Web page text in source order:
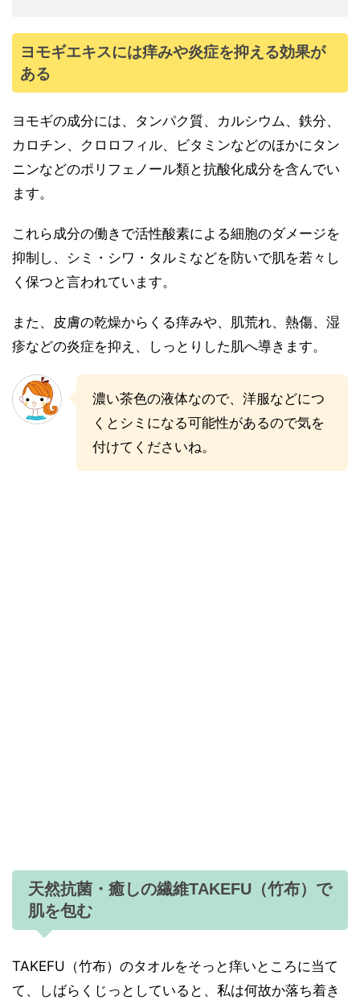
ヨモギエキスには痒みや炎症を抑える効果が
ある
ヨモギの成分には、タンパク質、カルシウム、鉄分、
カロチン、クロロフィル、ビタミンなどのほかにタン
ニンなどのポリフェノール類と抗酸化成分を含んでい
ます。
これら成分の働きで活性酸素による細胞のダメージを
抑制し、シミ・シワ・タルミなどを防いで肌を若々し
く保つと言われています。
また、皮膚の乾燥からくる痒みや、肌荒れ、熱傷、湿
疹などの炎症を抑え、しっとりした肌へ導きます。
濃い茶色の液体なので、洋服などにつ
くとシミになる可能性があるので気を
付けてくださいね。
天然抗菌・癒しの繊維TAKEFU（竹布）で
肌を包む
TAKEFU（竹布）のタオルをそっと痒いところに当て
て、しばらくじっとしていると、私は何故か落ち着き